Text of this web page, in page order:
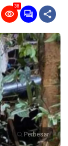
38
Perbesar